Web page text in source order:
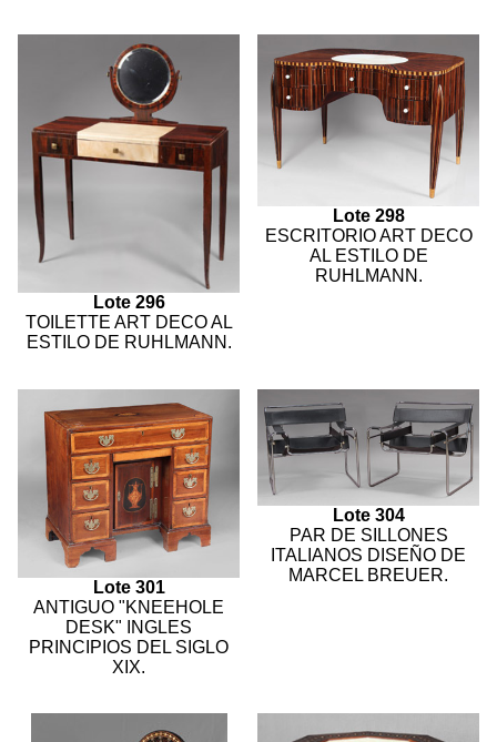
Lote 296
TOILETTE ART DECO AL
ESTILO DE RUHLMANN.
Lote 298
ESCRITORIO ART DECO
AL ESTILO DE
RUHLMANN.
Lote 301
ANTIGUO "KNEEHOLE
DESK" INGLES
PRINCIPIOS DEL SIGLO
XIX.
Lote 304
PAR DE SILLONES
ITALIANOS DISEÑO DE
MARCEL BREUER.